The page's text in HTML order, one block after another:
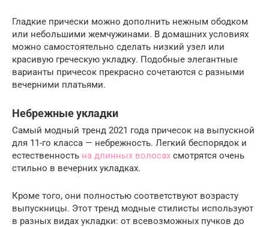
Гладкие прически можно дополнить нежным ободком
или небольшими жемчужинами. В домашних условиях
можно самостоятельно сделать низкий узел или
красивую греческую укладку. Подобные элегантные
варианты причесок прекрасно сочетаются с разными
вечерними платьями.
Небрежные укладки
Самый модный тренд 2021 года причесок на выпускной
для 11-го класса — небрежность. Легкий беспорядок и
естественность на длинных волосах смотрятся очень
стильно в вечерних укладках.
Кроме того, они полностью соответствуют возрасту
выпускницы. Этот тренд модные стилисты используют
в разных видах укладки: от всевозможных пучков до